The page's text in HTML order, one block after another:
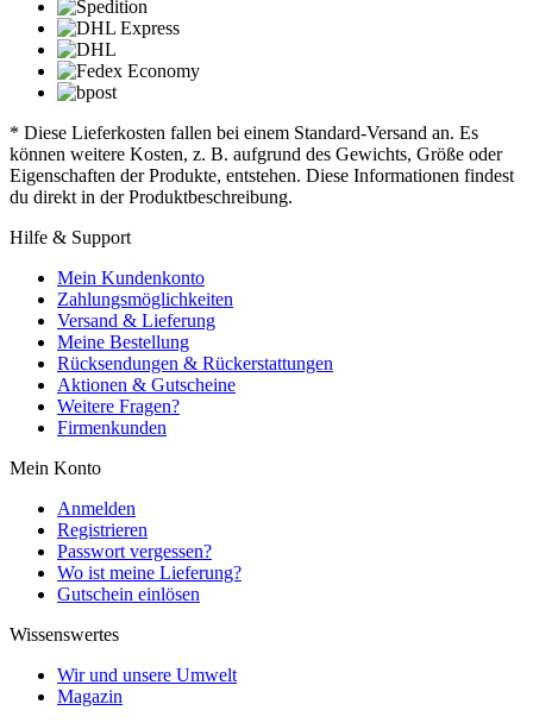
* Diese Lieferkosten fallen bei einem Standard-Versand an. Es
können weitere Kosten, z. B. aufgrund des Gewichts, Größe oder
Eigenschaften der Produkte, entstehen. Diese Informationen findest
du direkt in der Produktbeschreibung.
Hilfe & Support
Mein Kundenkonto
Zahlungsmöglichkeiten
Versand & Lieferung
Meine Bestellung
Rücksendungen & Rückerstattungen
Aktionen & Gutscheine
Weitere Fragen?
Firmenkunden
Mein Konto
Anmelden
Registrieren
Passwort vergessen?
Wo ist meine Lieferung?
Gutschein einlösen
Wissenswertes
Wir und unsere Umwelt
Magazin